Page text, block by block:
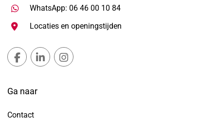
WhatsApp: 06 46 00 10 84Stuur WhatsApp bericht,
Locaties en openingstijden
Gemeente Lansingerland Facebook, opent in nieuw
Gemeente Lansingerland LinkedIn, opent in
Ga naar
Contact